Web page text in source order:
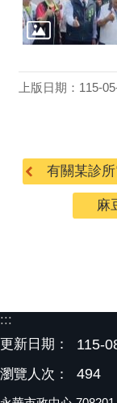
上版日期：115-
有關某診
麻
:::
更新日期：
115-
瀏覽人次： 494